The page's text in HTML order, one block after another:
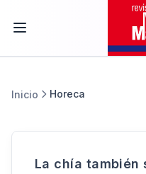
Inicio Horeca
La chía también